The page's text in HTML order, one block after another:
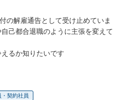
の解雇通告として受け止めていま
己都合退職のように主張を変えて
るか知りたいです
・契約社員